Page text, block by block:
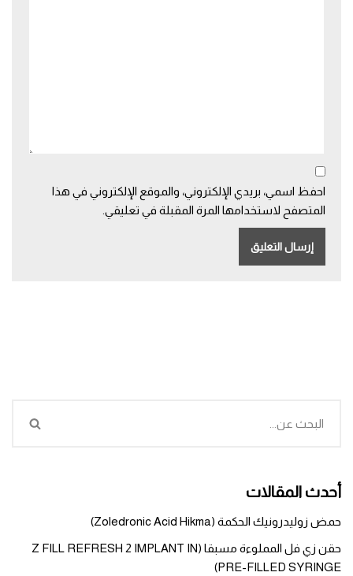
احفظ اسمي، بريدي الإلكتروني، والموقع الإلكتروني في هذا
المتصفح لاستخدامها المرة المقبلة في تعليقي.
أحدث المقالات
حمض زوليدرونيك الحكمة (Zoledronic Acid Hikma)
حقن زي فل المملوءة مسبقا (Z FILL REFRESH 2 IMPLANT IN
PRE-FILLED SYRINGE)